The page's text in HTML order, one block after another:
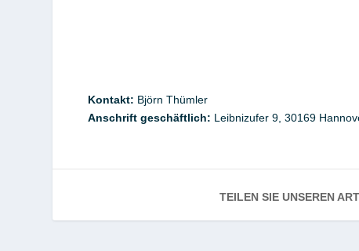
Kontakt: Björn Thümler
Anschrift geschäftlich: Leibnizufer 9, 30169
TEILEN SIE UNSEREN